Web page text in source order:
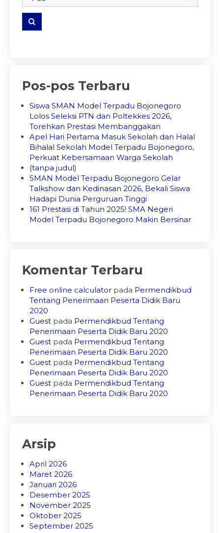
Pos-pos Terbaru
Siswa SMAN Model Terpadu Bojonegoro
Lolos Seleksi PTN dan Poltekkes 2026,
Torehkan Prestasi Membanggakan
Apel Hari Pertama Masuk Sekolah dan Halal
Bihalal Sekolah Model Terpadu Bojonegoro,
Perkuat Kebersamaan Warga Sekolah
(tanpa judul)
SMAN Model Terpadu Bojonegoro Gelar
Talkshow dan Kedinasan 2026, Bekali Siswa
Hadapi Dunia Perguruan Tinggi
161 Prestasi di Tahun 2025! SMA Negeri
Model Terpadu Bojonegoro Makin Bersinar
Komentar Terbaru
Free online calculator pada Permendikbud
Tentang Penerimaan Peserta Didik Baru
2020
Guest pada Permendikbud Tentang
Penerimaan Peserta Didik Baru 2020
Guest pada Permendikbud Tentang
Penerimaan Peserta Didik Baru 2020
Guest pada Permendikbud Tentang
Penerimaan Peserta Didik Baru 2020
Guest pada Permendikbud Tentang
Penerimaan Peserta Didik Baru 2020
Arsip
April 2026
Maret 2026
Januari 2026
Desember 2025
November 2025
Oktober 2025
September 2025